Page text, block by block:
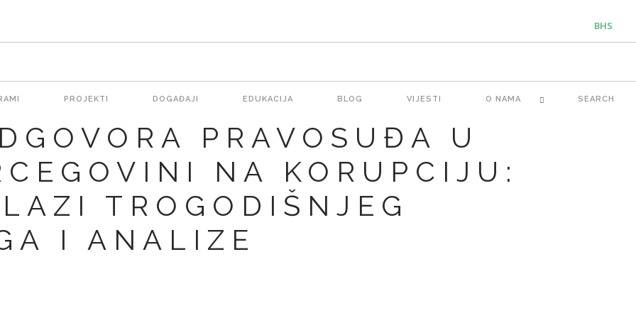
BHS
PROJEKTI DOGAĐAJI EDUKACIJA BLOG VIJESTI O NAMA SEARCH
PRAVOSUĐA U
NA KORUPCIJU:
TROGODIŠNJEG
I ANALIZE